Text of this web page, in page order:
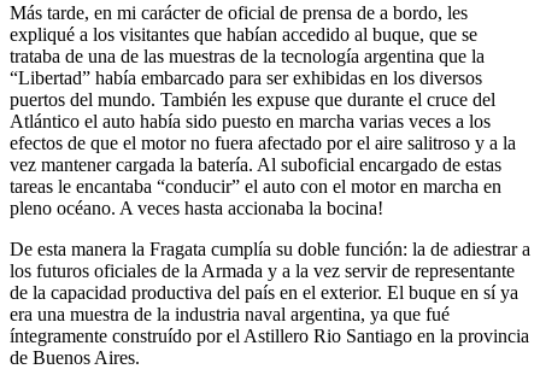
Más tarde, en mi carácter de oficial de prensa de a bordo, les
expliqué a los visitantes que habían accedido al buque, que se
trataba de una de las muestras de la tecnología argentina que la
Libertad
había embarcado para ser exhibidas en los diversos
puertos del mundo. También les expuse que durante el cruce del
Atlántico el auto había sido puesto en marcha varias veces a los
efectos de que el motor no fuera afectado por el aire salitroso y a la
vez mantener cargada la batería. Al suboficial encargado de estas
tareas le encantaba
conducir
el auto con el motor en marcha en
pleno océano. A veces hasta accionaba la bocina!
De esta manera la Fragata cumplía su doble función: la de adiestrar a
los futuros oficiales de la Armada y a la vez servir de representante
de la capacidad productiva del país en el exterior. El buque en sí ya
era una muestra de la industria naval argentina, ya que fué
íntegramente construído por el Astillero Rio Santiago en la provincia
de Buenos Aires.